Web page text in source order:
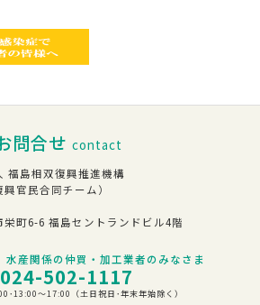
問合せ contact
福島相双復興推進機構
興官民合同チーム）
栄町6-6 福島セントランドビル4階
水産関係の仲買・加工業者のみなさま
024-502-1117
･13:00～17:00（土日祝日･年末年始除く）